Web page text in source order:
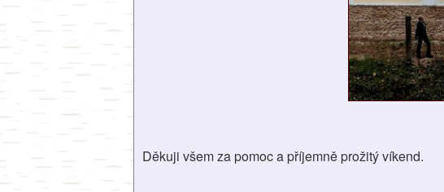
Děkuji všem za pomoc a příjemně prožitý víkend.